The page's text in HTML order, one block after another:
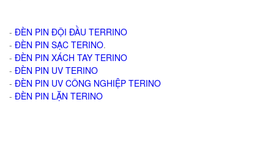
- ĐÈN PIN ĐỘI ĐẦU TERRINO
- ĐÈN PIN SẠC TERINO.
- ĐÈN PIN XÁCH TAY TERINO
- ĐÈN PIN UV TERINO
- ĐÈN PIN UV CÔNG NGHIỆP TERINO
- ĐÈN PIN LẶN TERINO